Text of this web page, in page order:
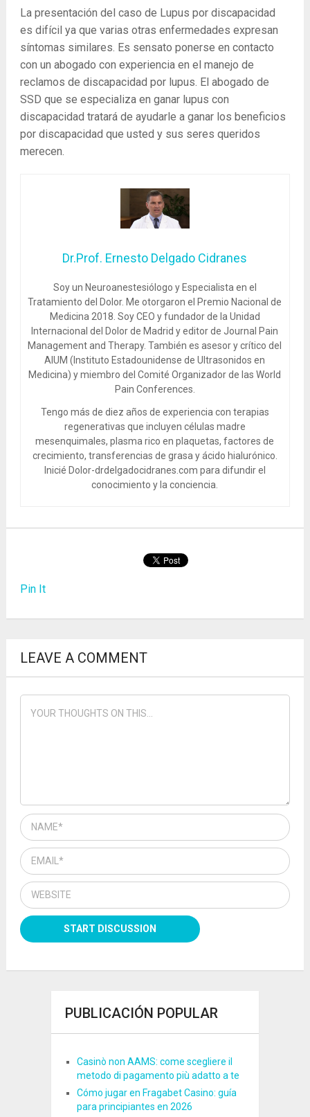
La presentación del caso de Lupus por discapacidad
es difícil ya que varias otras enfermedades expresan
síntomas similares. Es sensato ponerse en contacto
con un abogado con experiencia en el manejo de
reclamos de discapacidad por lupus. El abogado de
SSD que se especializa en ganar lupus con
discapacidad tratará de ayudarle a ganar los beneficios
por discapacidad que usted y sus seres queridos
merecen.
Dr.Prof. Ernesto Delgado Cidranes
Soy un Neuroanestesiólogo y Especialista en el
Tratamiento del Dolor. Me otorgaron el Premio Nacional de
Medicina 2018. Soy CEO y fundador de la Unidad
Internacional del Dolor de Madrid y editor de Journal Pain
Management and Therapy. También es asesor y crítico del
AIUM (Instituto Estadounidense de Ultrasonidos en
Medicina) y miembro del Comité Organizador de las World
Pain Conferences.
Tengo más de diez años de experiencia con terapias
regenerativas que incluyen células madre
mesenquimales, plasma rico en plaquetas, factores de
crecimiento, transferencias de grasa y ácido hialurónico.
Inicié Dolor-drdelgadocidranes.com para difundir el
conocimiento y la conciencia.
Pin It
LEAVE A COMMENT
PUBLICACIÓN POPULAR
Casinò non AAMS: come scegliere il
metodo di pagamento più adatto a te
Cómo jugar en Fragabet Casino: guía
para principiantes en 2026